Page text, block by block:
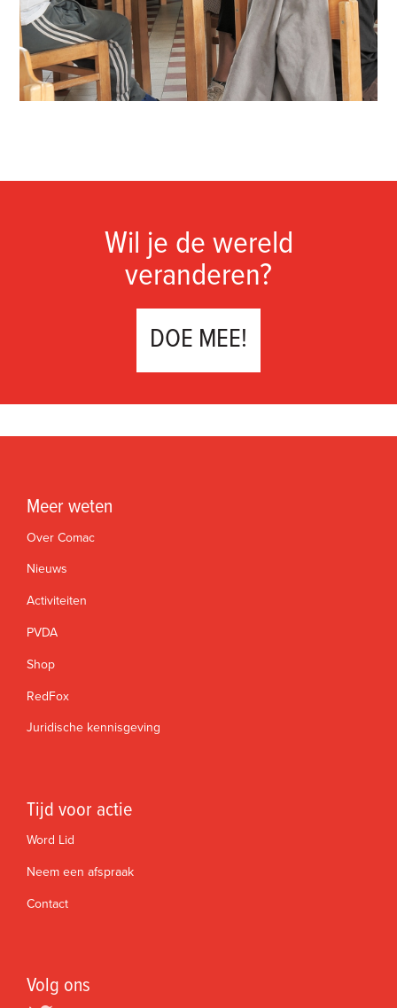
Wil je de wereld
veranderen?
DOE MEE!
Meer weten
Over Comac
Nieuws
Activiteiten
PVDA
Shop
RedFox
Juridische kennisgeving
Tijd voor actie
Word Lid
Neem een afspraak
Contact
Volg ons